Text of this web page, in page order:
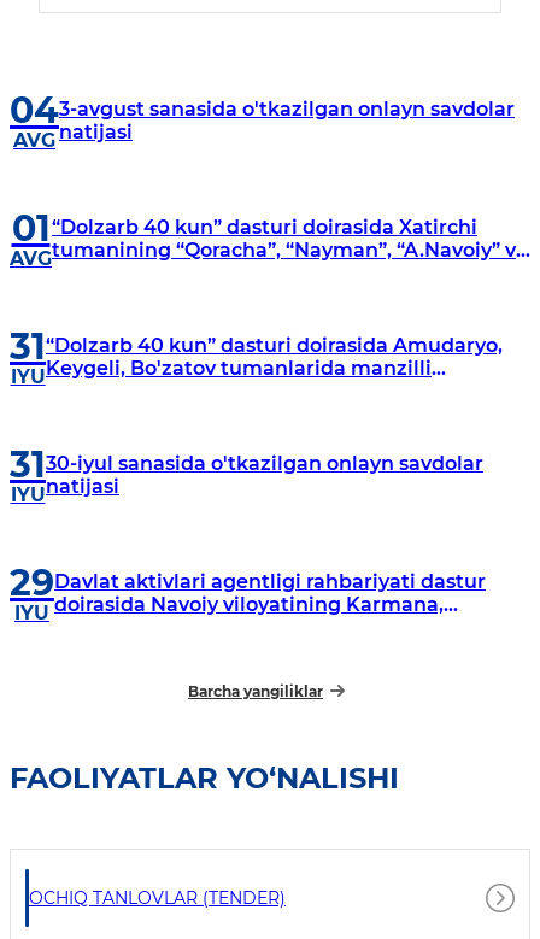
04
AVG
3-avgust sanasida o'tkazilgan onlayn savdolar
natijasi
01
AVG
“Dolzarb 40 kun” dasturi doirasida Xatirchi
tumanining “Qoracha”, “Nayman”, “A.Navoiy” va
31
IYU
“Dolzarb 40 kun” dasturi doirasida Amudaryo,
Keygeli, Bo'zatov tumanlarida manzilli
31
IYU
30-iyul sanasida o'tkazilgan onlayn savdolar
natijasi
29
IYU
Davlat aktivlari agentligi rahbariyati dastur
doirasida Navoiy viloyatining Karmana,
Barcha yangiliklar
FAOLIYATLAR YO‘NALISHI
OCHIQ TANLOVLAR (TENDER)